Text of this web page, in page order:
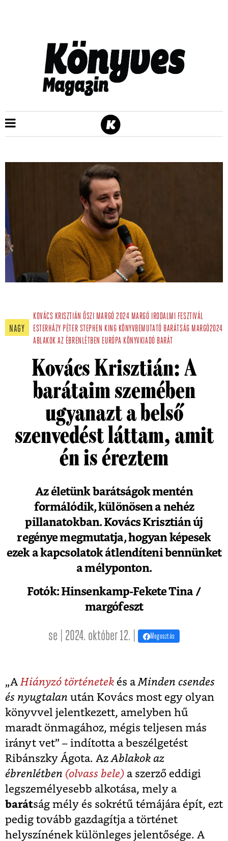
NAGY
KOVÁCS KRISZTIÁN ŐSZI MARGÓ 2024 MARGÓ IRODALMI FESZTIVÁL
ESTERHÁZY PÉTER STEPHEN KING KÖNYVBEMUTATÓ BARÁTSÁG MARGÓ2024
ABLAKOK AZ ÉBRENLÉTBEN EURÓPA KÖNYVKIADÓ BARÁT
Kovács Krisztián: A
barátaim szemében
ugyanazt a belső
szenvedést láttam, amit
én is éreztem
Az életünk barátságok mentén
formálódik, különösen a nehéz
pillanatokban. Kovács Krisztián új
regénye megmutatja, hogyan képesek
ezek a kapcsolatok átlendíteni bennünket
a mélyponton.
Fotók: Hinsenkamp-Fekete Tina /
margófeszt
se | 2024. október 12. | Megosztás
„A Hiányzó történetek és aMinden csendes
és nyugtalan után Kovács most egy olyan
könyvvel jelentkezett, amelyben hű
maradt önmagához, mégis teljesen más
irányt vet” – indította a beszélgetést
Ribánszky Ágota. Az Ablakok az
ébrenlétben (olvass bele) a szerző eddigi
legszemélyesebb alkotása, mely a
barátság mély és sokrétű témájára épít, ezt
pedig tovább gazdagítja a történet
helyszínének különleges jelentősége. A